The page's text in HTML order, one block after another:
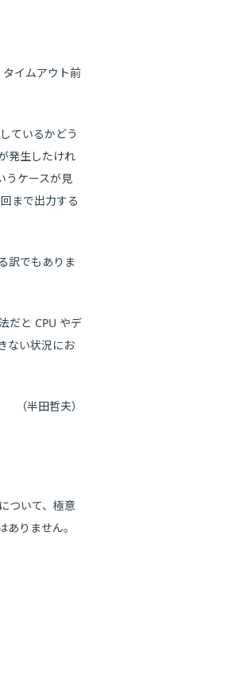
イムアウト前
ているかどう
発生したけれ
うケースが見
まで出力する
訳でもありま
だと CPU やデ
ない状況にお
（半田哲夫）
ついて、極意
りません。